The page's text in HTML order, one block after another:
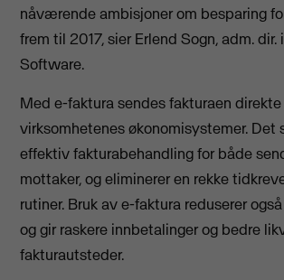
nåværende ambisjoner om besparing
frem til 2017, sier Erlend Sogn, adm. dir.
Software.
Med e-faktura sendes fakturaen
virksomhetenes økonomisystemer. Det
effektiv fakturabehandling for både
mottaker, og eliminerer en rekke
rutiner. Bruk av e-faktura reduserer
og gir raskere innbetalinger og bedre
fakturautsteder.